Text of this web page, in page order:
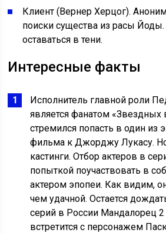
Клиент (Вернер Херцог).
поиски существа из расы
оставаться в тени.
Интересные факты
Исполнитель главной роли
является фанатом «Звездных
стремился попасть в один из
фильма к Джорджу Лукасу.
кастинги. Отбор актеров в
попыткой поучаствовать в
актером эпопеи. Как видим,
чем удачной. Остается
серий в России Мандалорец 2
встретится с персонажем